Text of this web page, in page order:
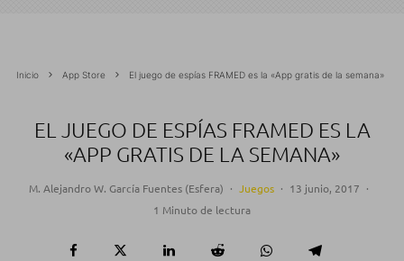
Inicio App Store El juego de espías FRAMED es la «App gratis de la semana»
EL JUEGO DE ESPÍAS FRAMED ES LA
«APP GRATIS DE LA SEMANA»
M. Alejandro W. García Fuentes (Esfera) · Juegos · 13 junio, 2017 ·
1 Minuto de lectura